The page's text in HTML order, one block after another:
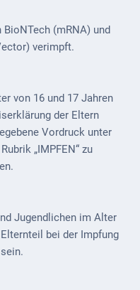
(mRNA) und
verimpft.
von 16 und 17 Jahren
der Eltern
Vordruck unter
„IMPFEN“ zu
Jugendlichen im Alter
bei der Impfung
.